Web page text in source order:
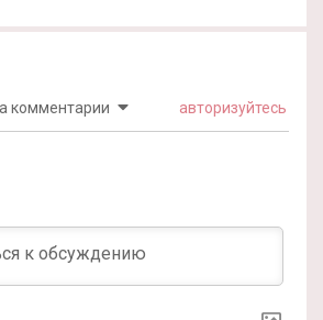
комментарии авторизуйтесь